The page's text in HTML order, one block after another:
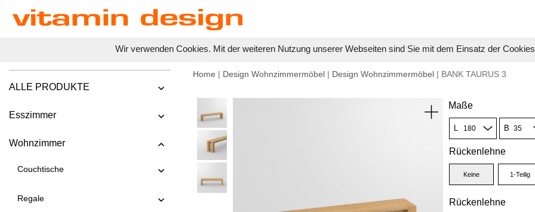
Wir verwenden Cookies. Mit der weiteren Nutzung unserer Webseiten sind Sie mit dem Einsatz der
ALLE PRODUKTE
Esszimmer
Wohnzimmer
Couchtische
Regale
Home | Design Wohnzimmermöbel | Design Wohnzimmermöbel | BANK TAURUS 3
Maße
L B
Rückenlehne
Keine 1-Teilig
Rückenlehne